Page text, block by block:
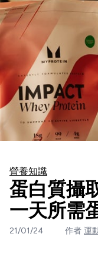
營養知識
蛋白質攝
一天所需
21/01/24 作者 運